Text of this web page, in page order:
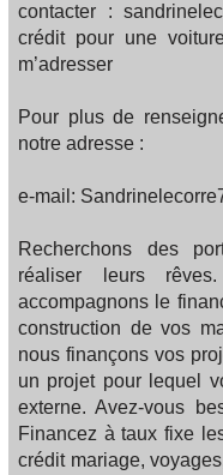
contacter :
crédit pour une
m’adresser
Pour plus de
notre adresse :
e-mail:
Recherchons des
réaliser leurs
accompagnons le
construction de vos
nous finançons vos
un projet pour lequel
externe. Avez-vous
Financez à taux fixe
crédit mariage,